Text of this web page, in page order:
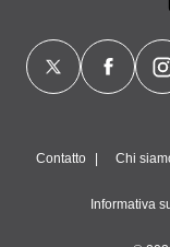
Contatto Chi
Informativa